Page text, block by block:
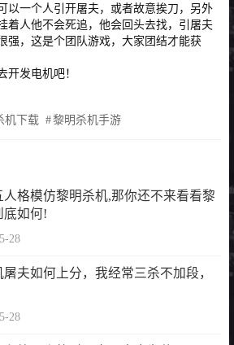
以一个人引开屠夫，或者故意挨刀，另外
着人他不会死追，他会回头去找，引屠夫
强，这是个团队游戏，大家团结才能获
开发电机吧！
机下载 黎明杀机手游
人格模仿黎明杀机,那你还不来看看黎
底如何!
28
夫如何上分，我经常三杀不加段，
28